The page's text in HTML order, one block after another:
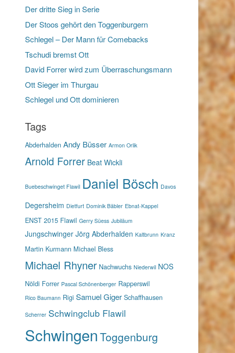
Der dritte Sieg in Serie
Der Stoos gehört den Toggenburgern
Schlegel – Der Mann für Comebacks
Tschudi bremst Ott
David Forrer wird zum Überraschungsmann
Ott Sieger im Thurgau
Schlegel und Ott dominieren
Tags
Abderhalden Andy Büsser Armon Orlik
Arnold Forrer Beat Wickli
Buebeschwinget Flawil Daniel Bösch Davos
Degersheim Dietfurt Dominik Bäbler Ebnat-Kappel
ENST 2015 Flawil Gerry Süess Jubiläum
Jungschwinger Jörg Abderhalden Kaltbrunn Kranz
Martin Kurmann Michael Bless
Michael Rhyner Nachwuchs Niederwil NOS
Nöldi Forrer Pascal Schönenberger Rapperswil
Rico Baumann Rigi Samuel Giger Schaffhausen
Scherrer Schwingclub Flawil
SchwingenToggenburg